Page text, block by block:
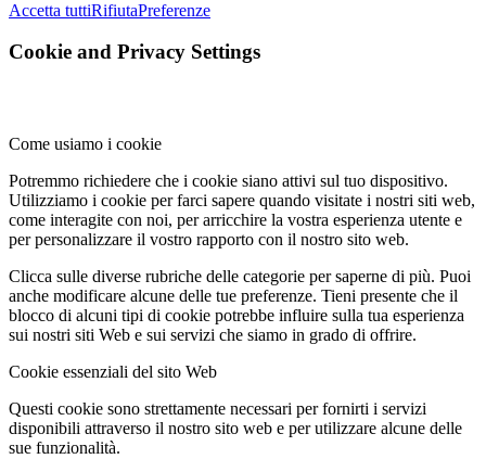
Accetta tuttiRifiutaPreferenze
Cookie and Privacy Settings
Come usiamo i cookie
Potremmo richiedere che i cookie siano attivi sul tuo dispositivo.
Utilizziamo i cookie per farci sapere quando visitate i nostri siti web,
come interagite con noi, per arricchire la vostra esperienza utente e
per personalizzare il vostro rapporto con il nostro sito web.
Clicca sulle diverse rubriche delle categorie per saperne di più. Puoi
anche modificare alcune delle tue preferenze. Tieni presente che il
blocco di alcuni tipi di cookie potrebbe influire sulla tua esperienza
sui nostri siti Web e sui servizi che siamo in grado di offrire.
Cookie essenziali del sito Web
Questi cookie sono strettamente necessari per fornirti i servizi
disponibili attraverso il nostro sito web e per utilizzare alcune delle
sue funzionalità.